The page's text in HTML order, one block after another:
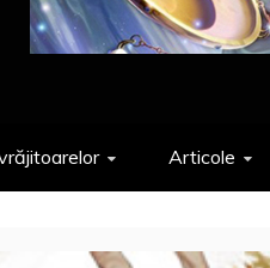
Articole